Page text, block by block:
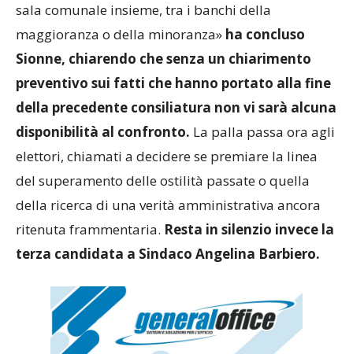
sala comunale insieme, tra i banchi della
maggioranza o della minoranza» ha concluso
Sionne, chiarendo che senza un chiarimento
preventivo sui fatti che hanno portato alla fine
della precedente consiliatura non vi sarà alcuna
disponibilità al confronto. La palla passa ora agli
elettori, chiamati a decidere se premiare la linea
del superamento delle ostilità passate o quella
della ricerca di una verità amministrativa ancora
ritenuta frammentaria. Resta in silenzio invece la
terza candidata a Sindaco Angelina Barbiero.